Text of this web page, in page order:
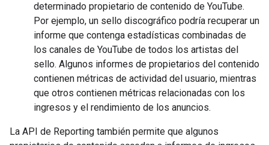
determinado propietario de contenido de YouTube.
Por ejemplo, un sello discográfico podría recuperar un
informe que contenga estadísticas combinadas de
los canales de YouTube de todos los artistas del
sello. Algunos informes de propietarios del contenido
contienen métricas de actividad del usuario, mientras
que otros contienen métricas relacionadas con los
ingresos y el rendimiento de los anuncios.
La API de Reporting también permite que algunos